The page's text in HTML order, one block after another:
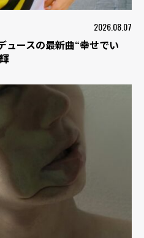
2026.08.07
ュースの最新曲“幸せでい